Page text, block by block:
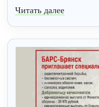
Читать далее